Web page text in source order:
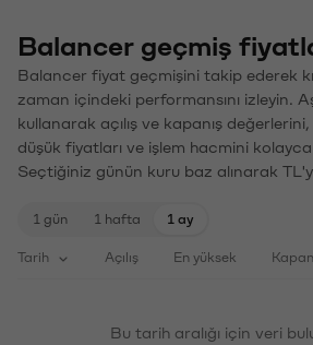
Balancer geçmiş
Balancer fiyat geçmişini takip ederek
zaman içindeki performansını izleyin.
kullanarak açılış ve kapanış
düşük fiyatları ve işlem hacmini
Seçtiğiniz günün kuru baz alınarak
1 gün 1 hafta 1 ay
Tarih Açılış En yüksek
Bu tarih aralığı için veri